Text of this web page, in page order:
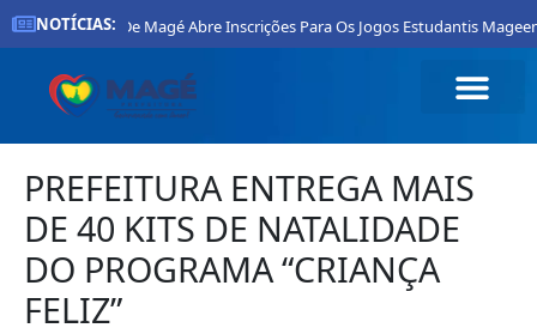
NOTÍCIAS:
Prefeitura De Magé Abre Inscrições Para Os Jogos Estudantis
PREFEITURA ENTREGA MAIS
DE 40 KITS DE NATALIDADE
DO PROGRAMA “CRIANÇA
FELIZ”